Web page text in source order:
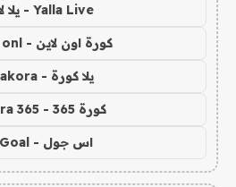
Yalla Live - يلا لايف
كورة اون لاين - koora onl
يلا كورة - yallakora
كورة 365 - kooora 365
اس جول - AS Goal